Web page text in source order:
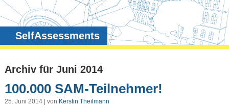
SelfAssessments
Archiv für Juni 2014
100.000 SAM-Teilnehmer!
25. Juni 2014 | von Kerstin Theilmann